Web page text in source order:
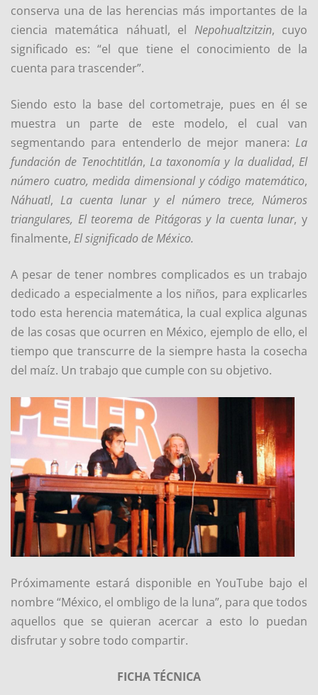
conserva una de las herencias más importantes de la
ciencia matemática náhuatl, el Nepohualtzitzin, cuyo
significado es: “el que tiene el conocimiento de la
cuenta para trascender”.
Siendo esto la base del cortometraje, pues en él se
muestra un parte de este modelo, el cual van
segmentando para entenderlo de mejor manera: La
fundación de Tenochtitlán, La taxonomía y la dualidad, El
número cuatro, medida dimensional y código matemático,
Náhuatl,La cuenta lunar y el número trece, Números
triangulares, El teorema de Pitágoras y la cuenta lunar, y
finalmente, El significado de México.
A pesar de tener nombres complicados es un trabajo
dedicado a especialmente a los niños, para explicarles
todo esta herencia matemática, la cual explica algunas
de las cosas que ocurren en México, ejemplo de ello, el
tiempo que transcurre de la siempre hasta la cosecha
del maíz. Un trabajo que cumple con su objetivo.
Próximamente estará disponible en YouTube bajo el
nombre “México, el ombligo de la luna”, para que todos
aquellos que se quieran acercar a esto lo puedan
disfrutar y sobre todo compartir.
FICHA TÉCNICA